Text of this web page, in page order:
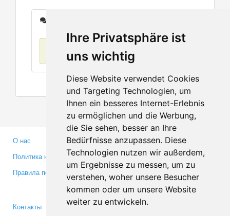
Ihre Privatsphäre ist
uns wichtig
Diese Website verwendet Cookies
und Targeting Technologien, um
Ihnen ein besseres Internet-Erlebnis
zu ermöglichen und die Werbung,
die Sie sehen, besser an Ihre
Bedürfnisse anzupassen. Diese
Technologien nutzen wir außerdem,
um Ergebnisse zu messen, um zu
verstehen, woher unsere Besucher
kommen oder um unsere Website
weiter zu entwickeln.
О нас
Политика конфиденциальности
Правила пользования
Партнерам
Инвесторам
Медиа
Контакты
Facebook